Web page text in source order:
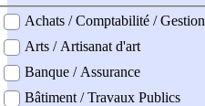
professionel
Achats / Comptabilité / Gestion
Arts / Artisanat d'art
Banque / Assurance
Bâtiment / Travaux Publics